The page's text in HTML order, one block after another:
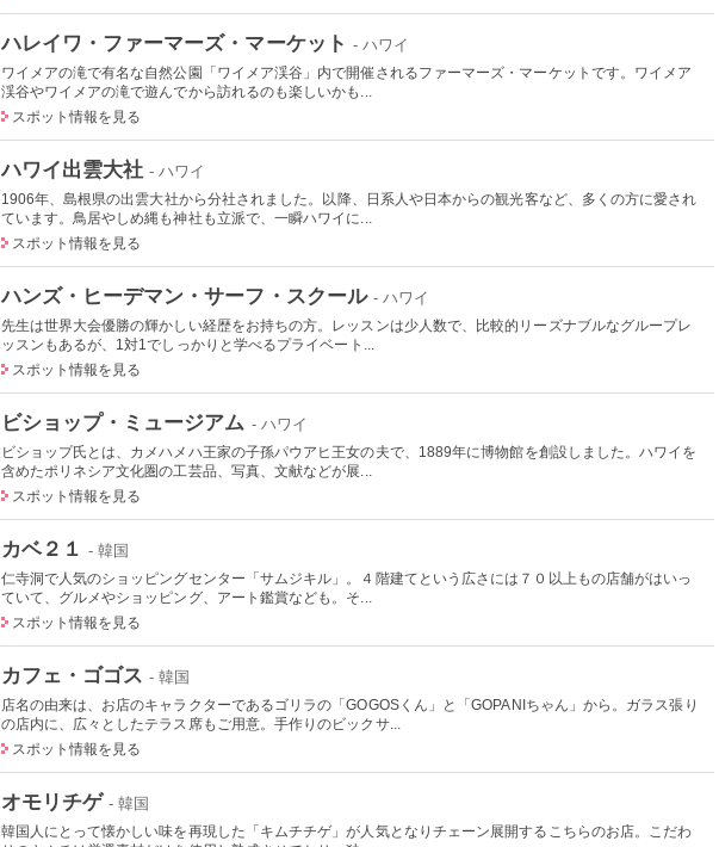
ハレイワ・ファーマーズ・マーケット - ハワイ
ワイメアの滝で有名な自然公園「ワイメア渓谷」内で開催されるファーマーズ・マーケットです。ワイメア
渓谷やワイメアの滝で遊んでから訪れるのも楽しいかも...
スポット情報を見る
ハワイ出雲大社 - ハワイ
1906年、島根県の出雲大社から分社されました。以降、日系人や日本からの観光客など、多くの方に愛され
ています。鳥居やしめ縄も神社も立派で、一瞬ハワイに...
スポット情報を見る
ハンズ・ヒーデマン・サーフ・スクール - ハワイ
先生は世界大会優勝の輝かしい経歴をお持ちの方。レッスンは少人数で、比較的リーズナブルなグループレ
ッスンもあるが、1対1でしっかりと学べるプライベート...
スポット情報を見る
ビショップ・ミュージアム - ハワイ
ビショップ氏とは、カメハメハ王家の子孫パウアヒ王女の夫で、1889年に博物館を創設しました。ハワイを
含めたポリネシア文化圏の工芸品、写真、文献などが展...
スポット情報を見る
カベ２１ - 韓国
仁寺洞で人気のショッピングセンター「サムジキル」。４階建てという広さには７０以上もの店舗がはいっ
ていて、グルメやショッピング、アート鑑賞なども。そ...
スポット情報を見る
カフェ・ゴゴス - 韓国
店名の由来は、お店のキャラクターであるゴリラの「GOGOSくん」と「GOPANIちゃん」から。ガラス張り
の店内に、広々としたテラス席もご用意。手作りのビックサ...
スポット情報を見る
オモリチゲ - 韓国
韓国人にとって懐かしい味を再現した「キムチチゲ」が人気となりチェーン展開するこちらのお店。こだわ